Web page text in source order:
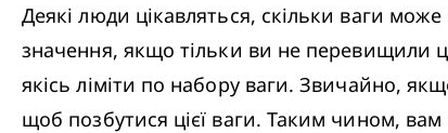
Деякі люди цікавляться, скільки ваги
значення, якщо тільки ви не перевищили
якісь ліміти по набору ваги. Звичайно,
щоб позбутися цієї ваги. Таким чином, вам